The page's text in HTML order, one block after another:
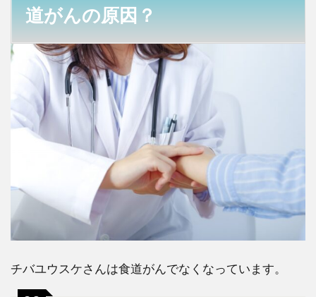
道がんの原因？
チバユウスケさんは食道がんでなくなっています。